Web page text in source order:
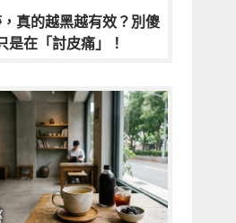
真的越黑越有效？別傻
是在「討皮痛」！